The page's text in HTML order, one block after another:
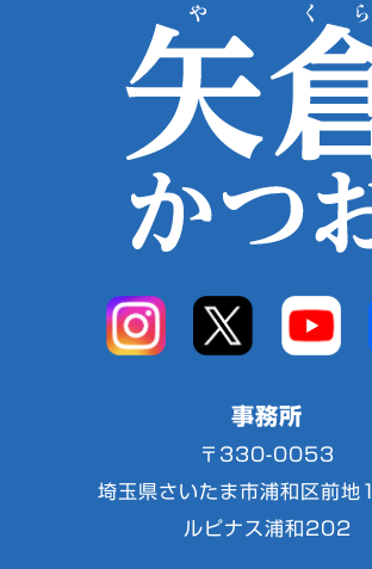
事務所
〒330-0053
埼玉県さいたま市浦和区前
ルピナス浦和202